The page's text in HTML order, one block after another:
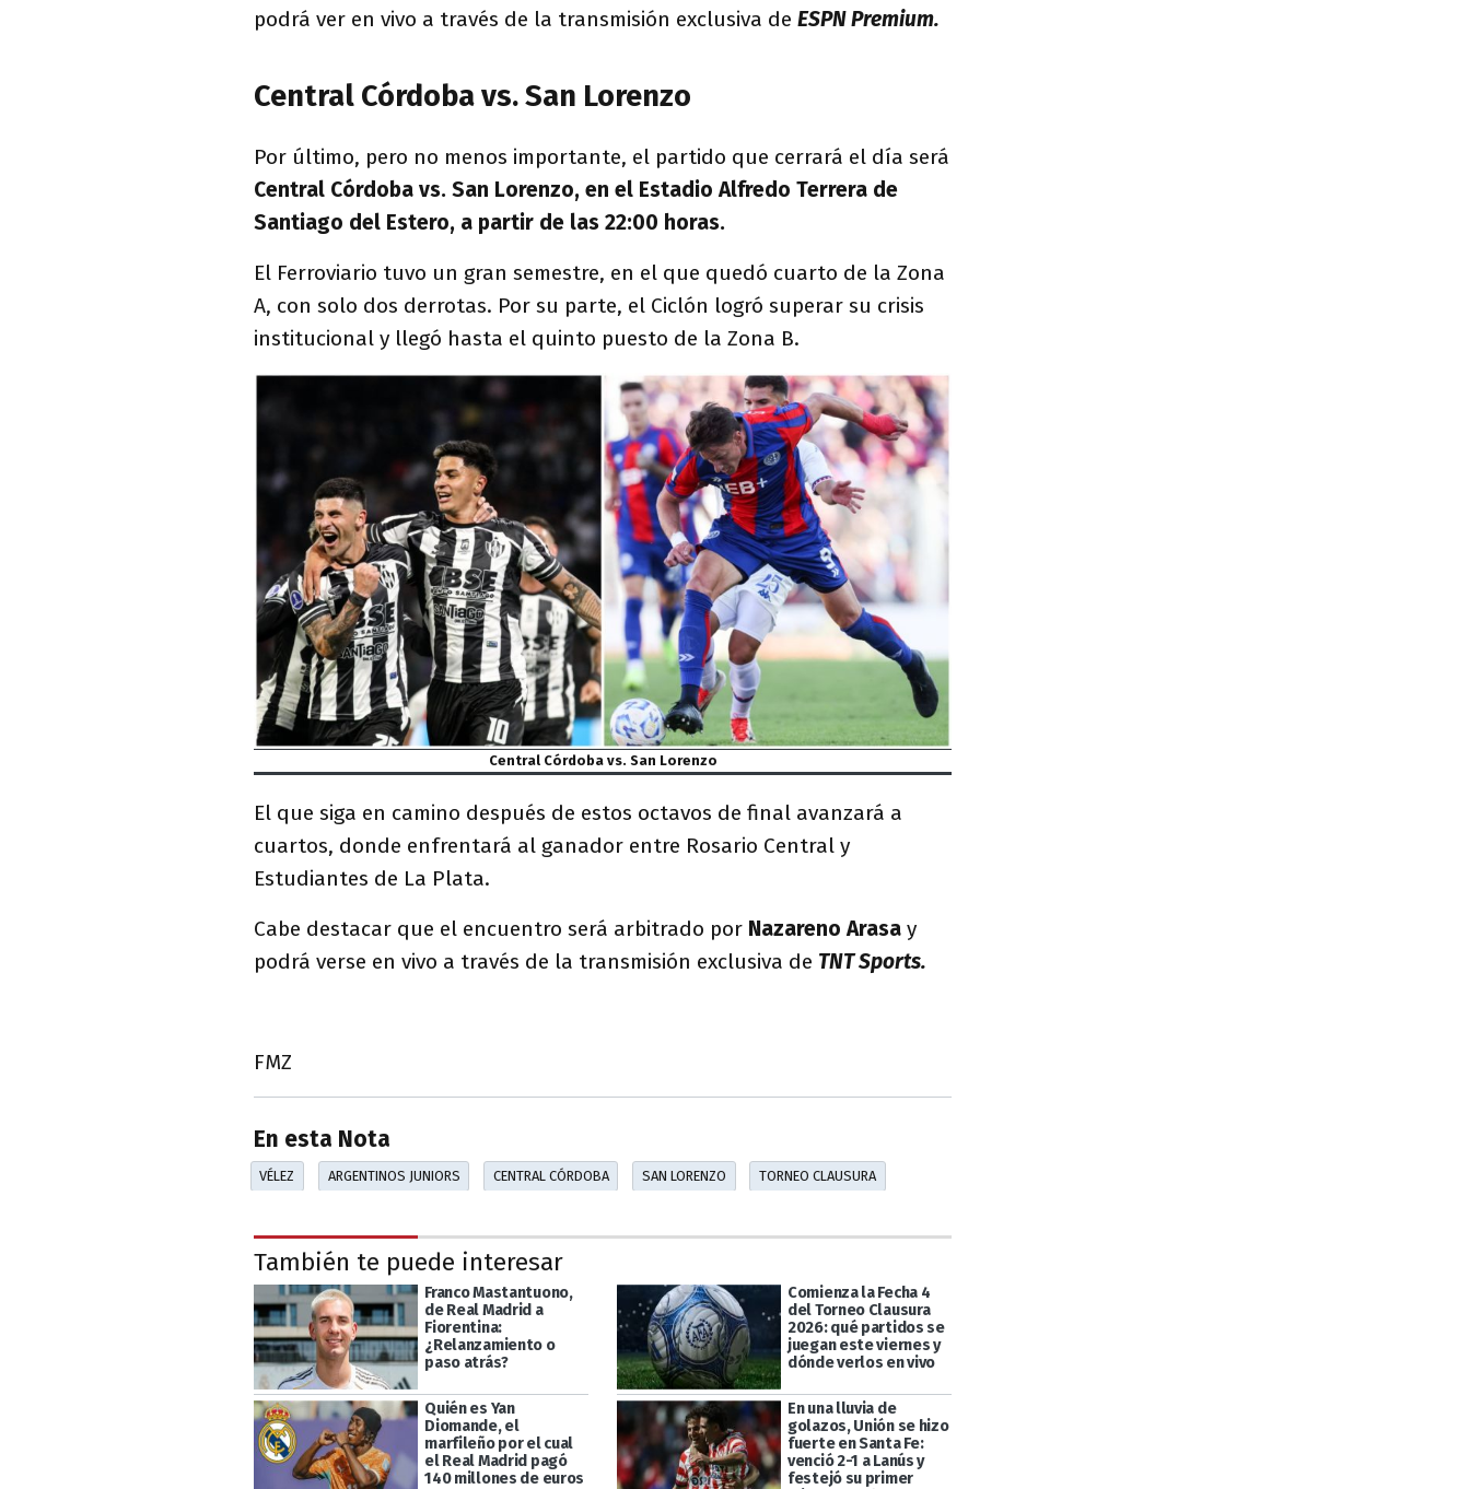
podrá ver en vivo a través de la transmisión exclusiva de ESPN Premium.
Central Córdoba vs. San Lorenzo
Por último, pero no menos importante, el partido que cerrará el día será
Central Córdoba vs. San Lorenzo, en el Estadio Alfredo Terrera de
Santiago del Estero, a partir de las 22:00 horas.
El Ferroviario tuvo un gran semestre, en el que quedó cuarto de la Zona
A, con solo dos derrotas. Por su parte, el Ciclón logró superar su crisis
institucional y llegó hasta el quinto puesto de la Zona B.
Central Córdoba vs. San Lorenzo
El que siga en camino después de estos octavos de final avanzará a
cuartos, donde enfrentará al ganador entre Rosario Central y
Estudiantes de La Plata.
Cabe destacar que el encuentro será arbitrado por Nazareno Arasa y
podrá verse en vivo a través de la transmisión exclusiva de TNT Sports.
FMZ
En esta Nota
VÉLEZ ARGENTINOS JUNIORS CENTRAL CÓRDOBA SAN LORENZO TORNEO CLAUSURA
También te puede interesar
Franco Mastantuono,
de Real Madrid a
Fiorentina:
¿Relanzamiento o
paso atrás?
Comienza la Fecha 4
del Torneo Clausura
2026: qué partidos se
juegan este viernes y
dónde verlos en vivo
Quién es Yan
Diomande, el
marfileño por el cual
el Real Madrid pagó
140 millones de euros
En una lluvia de
golazos, Unión se hizo
fuerte en Santa Fe:
venció 2-1 a Lanús y
festejó su primer